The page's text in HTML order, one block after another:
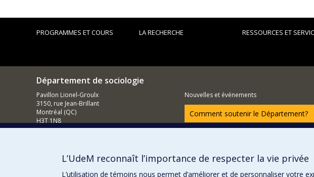
PROGRAMMES ET COURS LA RECHERCHE RESSOURCES ET
Département de sociologie
Pavillon Lionel-Groulx
3150, rue Jean-Brillant
Montréal (QC)
H3T 1N8
Nouvelles et événements
Comment soutenir le Département?
L’UdeM reconnaît l’importance de respecter la vie privée
L’utilisation de témoins nous permet d’améliorer et de personnaliser votre